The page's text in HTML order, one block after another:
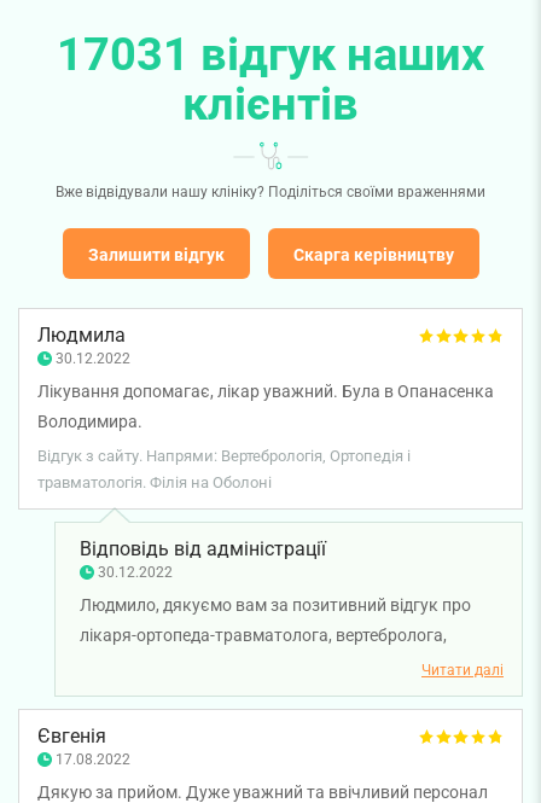
17031 відгук наших
клієнтів
Вже відвідували нашу клініку? Поділіться своїми враженнями
Залишити відгук Скарга керівництву
Людмила
30.12.2022
Лікування допомагає, лікар уважний. Була в Опанасенка
Володимира.
Відгук з сайту. Напрями: Вертебрологія, Ортопедія і
травматологія. Філія на Оболоні
Відповідь від адміністрації
30.12.2022
Людмило, дякуємо вам за позитивний відгук про
лікаря-ортопеда-травматолога, вертебролога,
мануального терапевта, лікаря ультразвукової
діагностики Опанасенка Володимира Вікторовича.
Бажаємо вам міцного здоров'я та всього
найкращого.
Читати далі
Євгенія
17.08.2022
Дякую за прийом. Дуже уважний та ввічливий персонал